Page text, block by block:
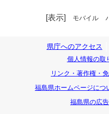
[表示] モバイル
県庁へのアクセス
個人情報の取
リンク・著作権・
福島県ホームページにつ
福島県の広